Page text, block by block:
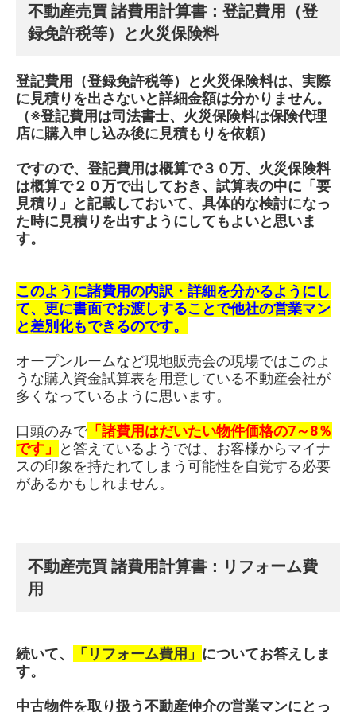
不動産売買 諸費用計算書： 登記費用（登
録免許税等）と火災保険料
登記費用（登録免許税等）と火災保険料は、実際
に見積りを出さないと詳細金額は分かりません。
（※登記費用は司法書士、火災保険料は保険代理
店に購入申し込み後に見積もりを依頼）
ですので、登記費用は概算で３０万、火災保険料
は概算で２０万で出しておき、試算表の中に「要
見積り」と記載しておいて、具体的な検討になっ
た時に見積りを出すようにしてもよいと思いま
す。
このように諸費用の内訳・詳細を分かるようにし
て、更に書面でお渡しすることで他社の営業マン
と差別化もできるのです。
オープンルームなど現地販売会の現場ではこのよ
うな購入資金試算表を用意している不動産会社が
多くなっているように思います。
口頭のみで 「諸費用はだいたい物件価格の7～8％
です」
と答えているようでは、お客様からマイナ
スの印象を持たれてしまう可能性を自覚する必要
があるかもしれません。
不動産売買 諸費用計算書： リフォーム費
用
続いて、 「リフォーム費用」 についてお答えしま
す。
中古物件を取り扱う不動産仲介の営業マンにとっ